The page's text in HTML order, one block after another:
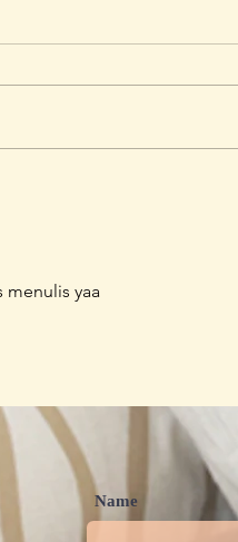
menulis yaa
Name